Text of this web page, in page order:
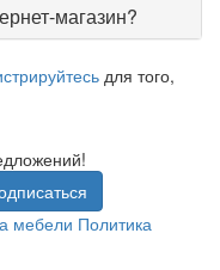
магазин?
для того,
мебели Политика